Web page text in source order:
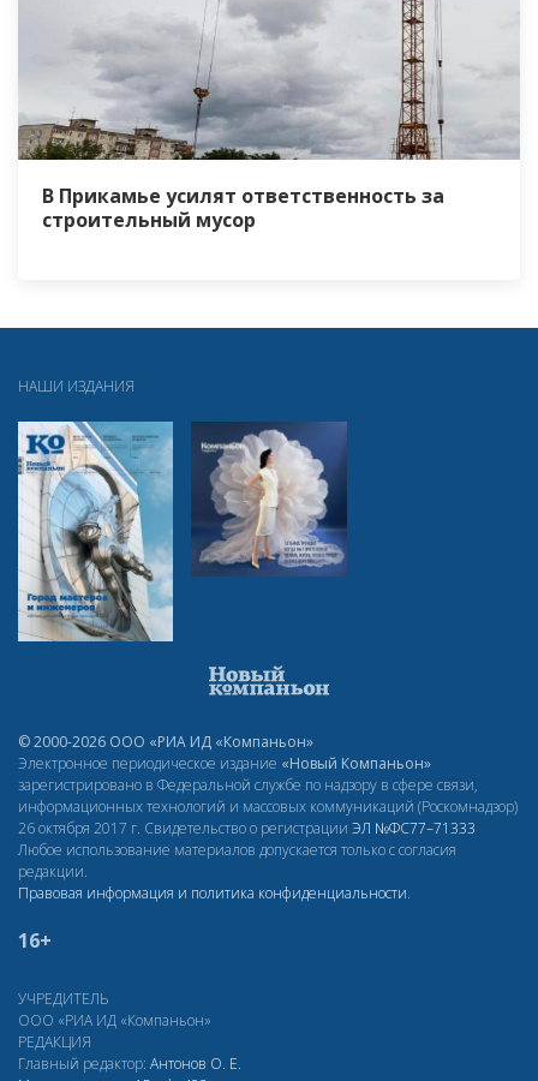
В Прикамье усилят ответственность за
строительный мусор
НАШИ ИЗДАНИЯ
© 2000-2026 ООО «РИА ИД «Компаньон»
Электронное периодическое издание «Новый Компаньон»
зарегистрировано в Федеральной службе по надзору в сфере связи,
информационных технологий и массовых коммуникаций (Роскомнадзор)
26 октября 2017 г. Свидетельство о регистрации ЭЛ №ФС77–71333
Любое использование материалов допускается только с согласия
редакции.
Правовая информация и политика конфиденциальности.
16+
УЧРЕДИТЕЛЬ
ООО «РИА ИД «Компаньон»
РЕДАКЦИЯ
Главный редактор: Антонов О. Е.